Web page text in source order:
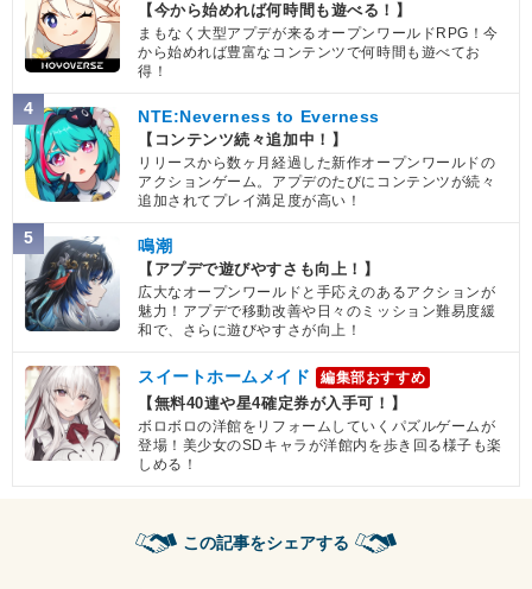
【今から始めれば何時間も遊べる！】
まもなく大型アプデが来るオープンワールドRPG！今
から始めれば豊富なコンテンツで何時間も遊べてお
得！
4 NTE:Neverness to Everness
【コンテンツ続々追加中！】
リリースから数ヶ月経過した新作オープンワールドの
アクションゲーム。アプデのたびにコンテンツが続々
追加されてプレイ満足度が高い！
5 鳴潮
【アプデで遊びやすさも向上！】
広大なオープンワールドと手応えのあるアクションが
魅力！アプデで移動改善や日々のミッション難易度緩
和で、さらに遊びやすさが向上！
スイートホームメイド 編集部おすすめ
【無料40連や星4確定券が入手可！】
ボロボロの洋館をリフォームしていくパズルゲームが
登場！美少女のSDキャラが洋館内を歩き回る様子も楽
しめる！
この記事をシェアする